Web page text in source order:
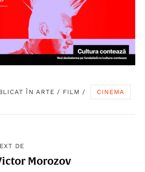
ÎN ARTE / FILM / CINEMA
DE
Morozov